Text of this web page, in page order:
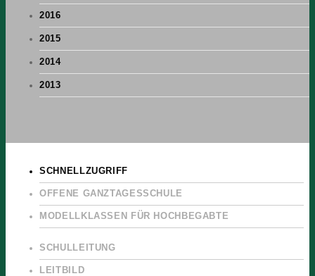
2016
2015
2014
2013
SCHNELLZUGRIFF
OFFENE GANZTAGESSCHULE
MODELLKLASSEN FÜR HOCHBEGABTE
SCHULLEITUNG
LEITBILD